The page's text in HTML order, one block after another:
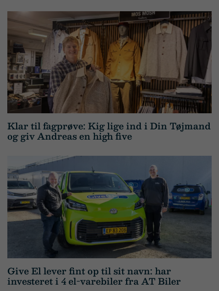
Klar til fagprøve: Kig lige ind i Din Tøjmand
og giv Andreas en high five
Give El lever fint op til sit navn: har
investeret i 4 el-varebiler fra AT Biler